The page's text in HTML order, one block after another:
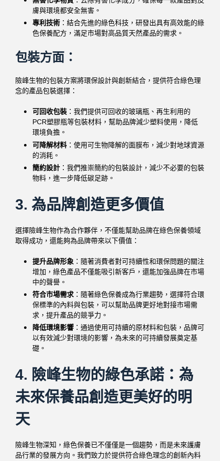
膚與環境都安全無害。
專利技術 ：結合先進的綠色科技，研發出具有高效能的綠
色保養配方，滿足市場對高品質天然產品的需求。
包裝方面：
險峰生物的包裝方案將環保設計與創新結合，提供符合綠色理
念的產品包裝選擇：
可回收包裝 ：我們提供可回收的玻璃瓶、再生利用的
PCR塑膠瓶等包裝材料，幫助品牌減少塑料使用，降低
環境負擔。
可降解材料 ：使用可生物降解的面膜布，減少對地球資源
的消耗。
簡約設計 ：我們推崇簡約的包裝設計，減少不必要的包裝
物料，進一步降低碳足跡。
3.為品牌創造更多價值
選擇險峰生物作為合作夥伴，不僅能幫助品牌在綠色保養領域
取得成功，還能夠為品牌帶來以下價值：
提升品牌形象 ：隨著消費者對可持續性和環保問題的關注
增加，綠色產品不僅能吸引新客戶，還能加強品牌在市場
中的聲譽。
符合市場需求 ：隨著綠色保養成為行業趨勢，選擇符合環
保標準的內料與包裝，可以幫助品牌更好地對接市場需
求，提升產品的競爭力。
降低環境影響 ：通過使用可持續的原材料和包裝，品牌可
以有效減少對環境的影響，為未來的可持續發展奠定基
礎。
4. 險峰生物的綠色承諾：為
未來保養品創造更美好的明
天
險峰生物深知，綠色保養已不僅僅是一個趨勢，而是未來護膚
品行業的發展方向。我們致力於提供符合綠色理念的創新內料